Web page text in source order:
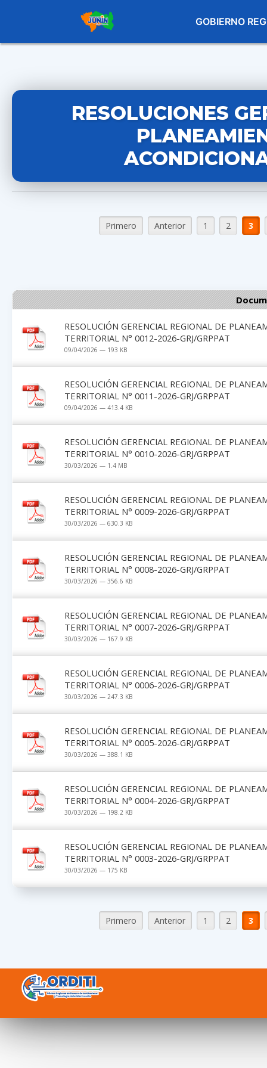
GOBIERNO
RESOLUCIONES
Primero Anterior 1 2 3
RESOLUCIÓN GERENCIAL REGIONAL DE
TERRITORIAL N° 0012-2026-GRJ/GRPPAT
09/04/2026 — 193 KB
RESOLUCIÓN GERENCIAL REGIONAL DE
TERRITORIAL N° 0011-2026-GRJ/GRPPAT
09/04/2026 — 413.4 KB
RESOLUCIÓN GERENCIAL REGIONAL DE
TERRITORIAL N° 0010-2026-GRJ/GRPPAT
30/03/2026 — 1.4 MB
RESOLUCIÓN GERENCIAL REGIONAL DE
TERRITORIAL N° 0009-2026-GRJ/GRPPAT
30/03/2026 — 630.3 KB
RESOLUCIÓN GERENCIAL REGIONAL DE
TERRITORIAL N° 0008-2026-GRJ/GRPPAT
30/03/2026 — 356.6 KB
RESOLUCIÓN GERENCIAL REGIONAL DE
TERRITORIAL N° 0007-2026-GRJ/GRPPAT
30/03/2026 — 167.9 KB
RESOLUCIÓN GERENCIAL REGIONAL DE
TERRITORIAL N° 0006-2026-GRJ/GRPPAT
30/03/2026 — 247.3 KB
RESOLUCIÓN GERENCIAL REGIONAL DE
TERRITORIAL N° 0005-2026-GRJ/GRPPAT
30/03/2026 — 388.1 KB
RESOLUCIÓN GERENCIAL REGIONAL DE
TERRITORIAL N° 0004-2026-GRJ/GRPPAT
30/03/2026 — 198.2 KB
RESOLUCIÓN GERENCIAL REGIONAL DE
TERRITORIAL N° 0003-2026-GRJ/GRPPAT
30/03/2026 — 175 KB
Primero Anterior 1 2 3